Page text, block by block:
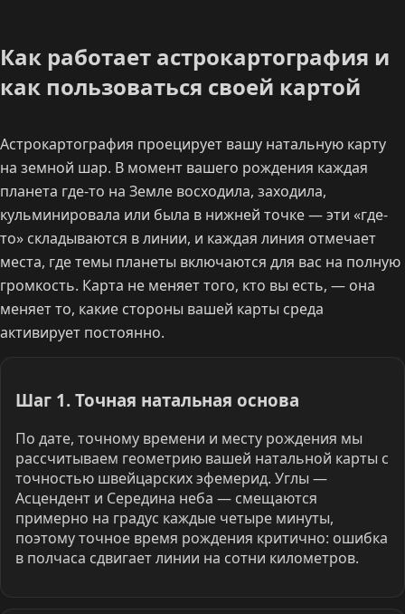
Как работает астрокартография и
как пользоваться своей картой
Астрокартография проецирует вашу натальную карту
на земной шар. В момент вашего рождения каждая
планета где-то на Земле восходила, заходила,
кульминировала или была в нижней точке — эти «где-
то» складываются в линии, и каждая линия отмечает
места, где темы планеты включаются для вас на полную
громкость. Карта не меняет того, кто вы есть, — она
меняет то, какие стороны вашей карты среда
активирует постоянно.
Шаг 1. Точная натальная основа
По дате, точному времени и месту рождения мы
рассчитываем геометрию вашей натальной карты с
точностью швейцарских эфемерид. Углы —
Асцендент и Середина неба — смещаются
примерно на градус каждые четыре минуты,
поэтому точное время рождения критично: ошибка
в полчаса сдвигает линии на сотни километров.